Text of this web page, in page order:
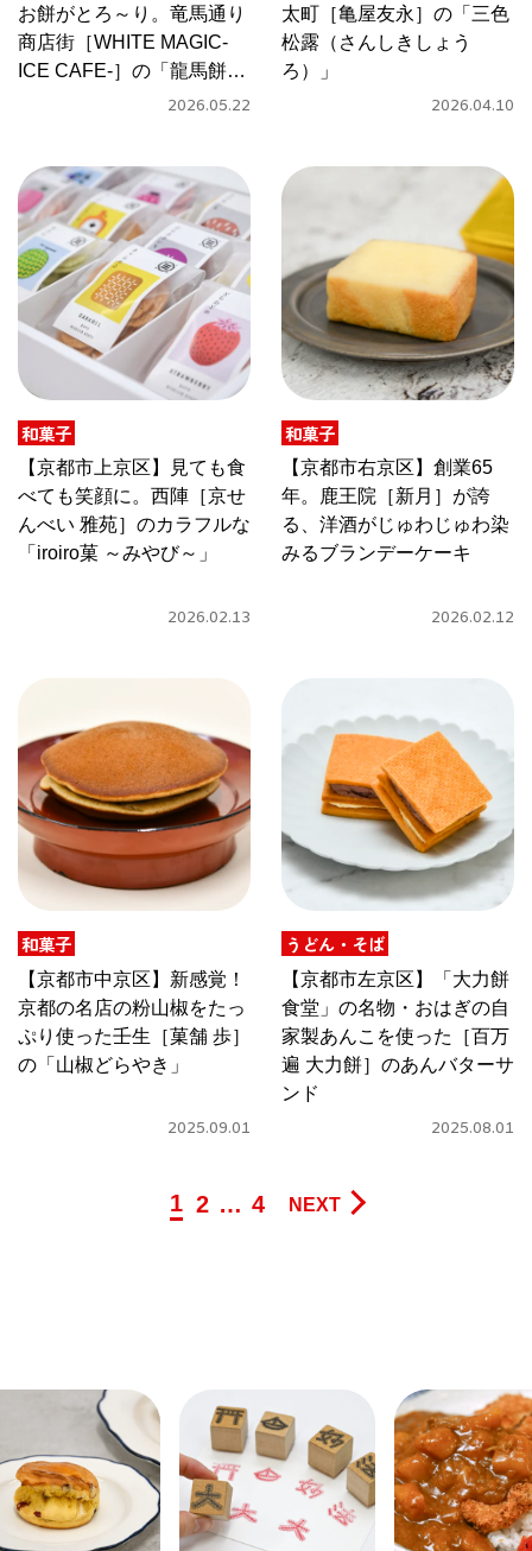
すべて
関西で開催。
おすすめの展覧会
おすすめの映画
誠光社で選びました。
紹介します。
おすすめのイベント
お餅がとろ～り。竜馬通り
商店街［WHITE MAGIC-
ICE CAFE-］の「龍馬餅」
は、和菓子みたいなかき氷
2026.05.22
太町［亀屋友永］の「三色
松露（さんしきしょう
ろ）」
2026.04.10
和菓子
【京都市上京区】見ても食
べても笑顔に。西陣［京せ
んべい 雅苑］のカラフルな
「iroiro菓 ～みやび～」
2026.02.13
和菓子
【京都市右京区】創業65
年。鹿王院［新月］が誇
る、洋酒がじゅわじゅわ染
みるブランデーケーキ
2026.02.12
和菓子
【京都市中京区】新感覚！
京都の名店の粉山椒をたっ
ぷり使った壬生［菓舗 歩］
の「山椒どらやき」
2025.09.01
うどん・そば
【京都市左京区】「大力餅
食堂」の名物・おはぎの自
家製あんこを使った［百万
遍 大力餅］のあんバターサ
ンド
2025.08.01
1 2 … 4 NEXT